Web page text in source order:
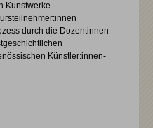
Kunstwerke
durch die Dozentinnen
Künstler:innen-